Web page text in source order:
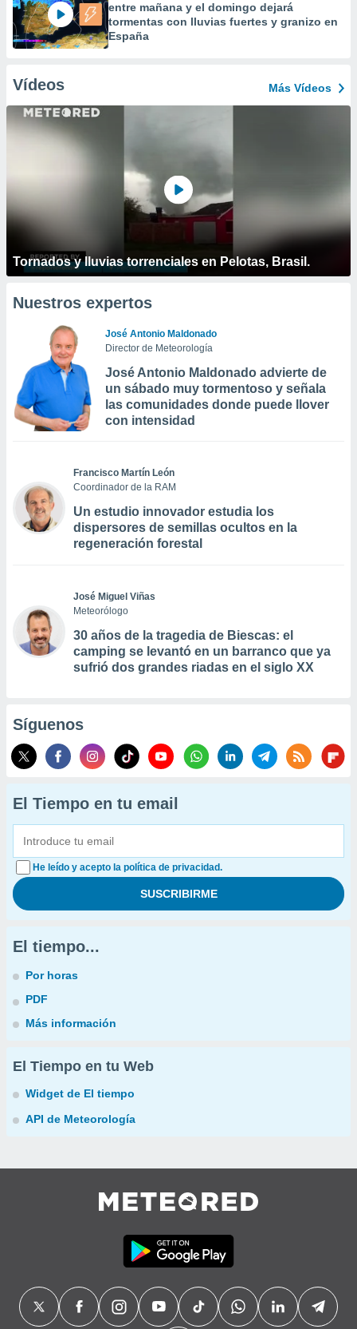
entre mañana y el domingo dejará
tormentas con lluvias fuertes y granizo en
España
Vídeos Más Vídeos
Tornados y lluvias torrenciales en Pelotas, Brasil.
Nuestros expertos
José Antonio Maldonado
Director de Meteorología
José Antonio Maldonado advierte de
un sábado muy tormentoso y señala
las comunidades donde puede llover
con intensidad
Francisco Martín León
Coordinador de la RAM
Un estudio innovador estudia los
dispersores de semillas ocultos en la
regeneración forestal
José Miguel Viñas
Meteorólogo
30 años de la tragedia de Biescas: el
camping se levantó en un barranco que ya
sufrió dos grandes riadas en el siglo XX
Síguenos
El Tiempo en tu email
He leído y acepto la política de privacidad.
El tiempo...
Por horas
PDF
Más información
El Tiempo en tu Web
Widget de El tiempo
API de Meteorología